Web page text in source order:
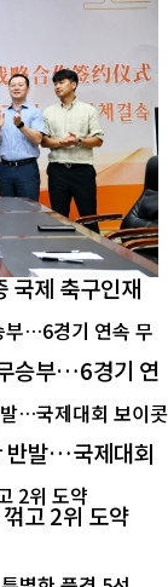
국제 축구인재
승부…6경기 연
반발…국제대회
고 2위 도약